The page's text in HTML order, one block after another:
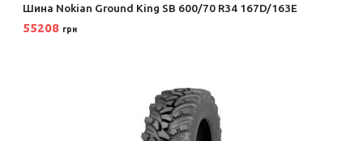
Шина Nokian Ground King SB 600/70 R34 167D/163E
55208 грн